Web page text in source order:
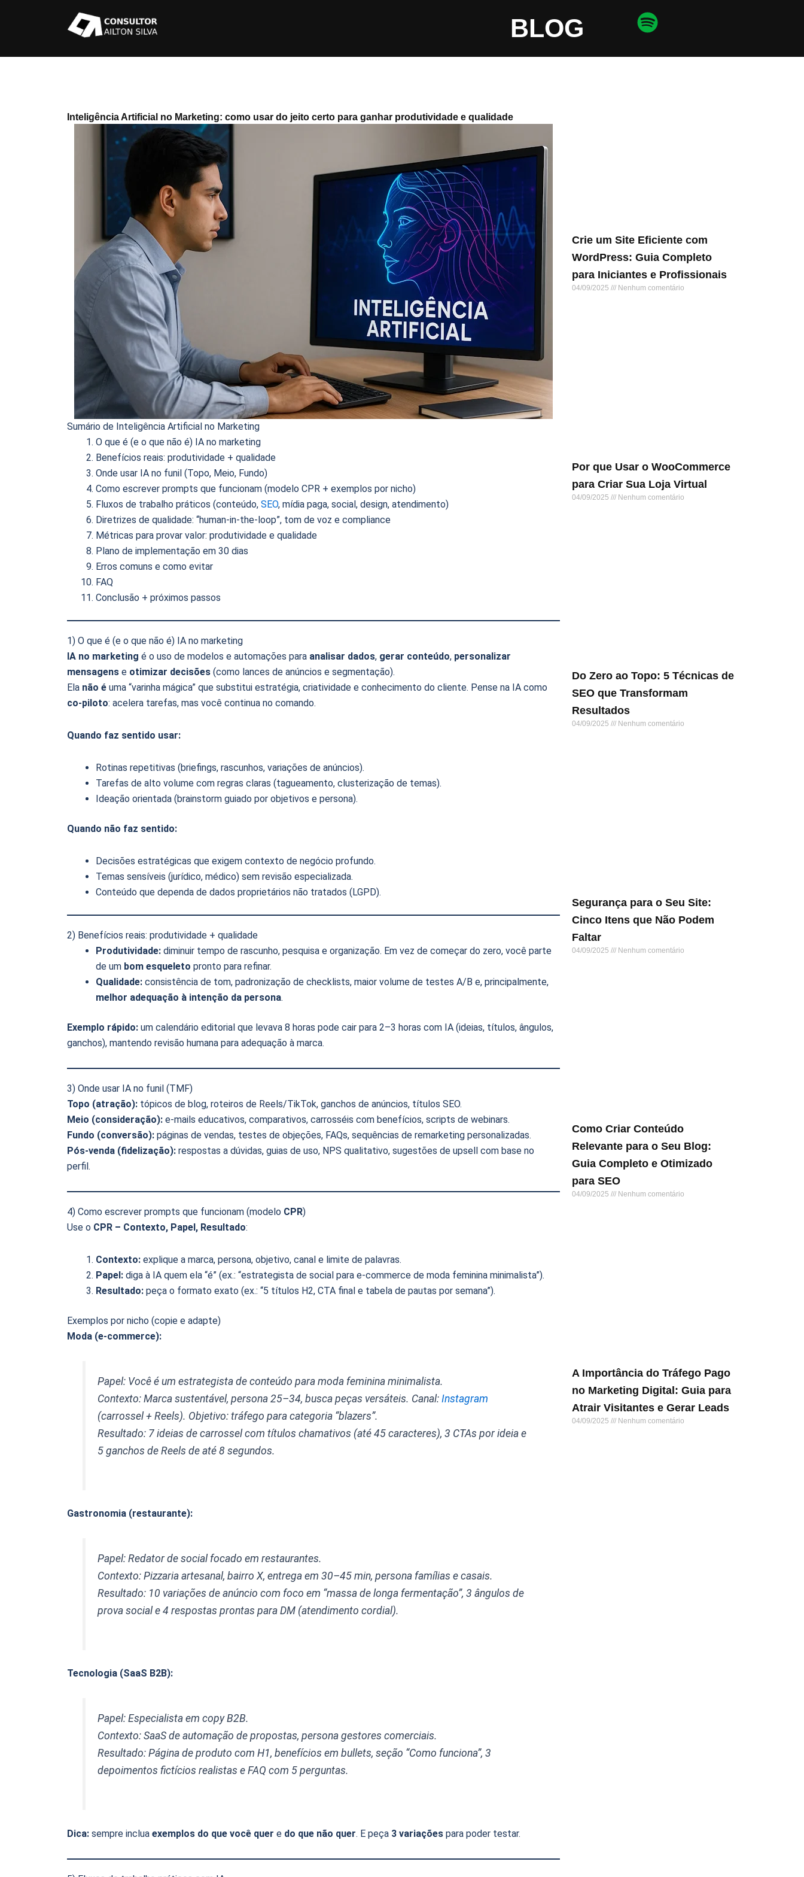
BLOG
Inteligência Artificial no Marketing: como usar do jeito certo para ganhar produtividade e qualidade
Sumário de Inteligência Artificial no Marketing
O que é (e o que não é) IA no marketing
Benefícios reais: produtividade + qualidade
Onde usar IA no funil (Topo, Meio, Fundo)
Como escrever prompts que funcionam (modelo CPR + exemplos por nicho)
Fluxos de trabalho práticos (conteúdo, SEO, mídia paga, social, design, atendimento)
Diretrizes de qualidade: “human-in-the-loop”, tom de voz e compliance
Métricas para provar valor: produtividade e qualidade
Plano de implementação em 30 dias
Erros comuns e como evitar
FAQ
Conclusão + próximos passos
1) O que é (e o que não é) IA no marketing
IA no marketing é o uso de modelos e automações para analisar dados, gerar conteúdo, personalizar
mensagens e otimizar decisões (como lances de anúncios e segmentação).
Ela não é uma “varinha mágica” que substitui estratégia, criatividade e conhecimento do cliente. Pense na IA como
co-piloto: acelera tarefas, mas você continua no comando.
Quando faz sentido usar:
Rotinas repetitivas (briefings, rascunhos, variações de anúncios).
Tarefas de alto volume com regras claras (tagueamento, clusterização de temas).
Ideação orientada (brainstorm guiado por objetivos e persona).
Quando não faz sentido:
Decisões estratégicas que exigem contexto de negócio profundo.
Temas sensíveis (jurídico, médico) sem revisão especializada.
Conteúdo que dependa de dados proprietários não tratados (LGPD).
2) Benefícios reais: produtividade + qualidade
Produtividade: diminuir tempo de rascunho, pesquisa e organização. Em vez de começar do zero, você parte
de um bom esqueleto pronto para refinar.
Qualidade: consistência de tom, padronização de checklists, maior volume de testes A/B e, principalmente,
melhor adequação à intenção da persona.
Exemplo rápido: um calendário editorial que levava 8 horas pode cair para 2–3 horas com IA (ideias, títulos, ângulos,
ganchos), mantendo revisão humana para adequação à marca.
3) Onde usar IA no funil (TMF)
Topo (atração): tópicos de blog, roteiros de Reels/TikTok, ganchos de anúncios, títulos SEO.
Meio (consideração): e-mails educativos, comparativos, carrosséis com benefícios, scripts de webinars.
Fundo (conversão): páginas de vendas, testes de objeções, FAQs, sequências de remarketing personalizadas.
Pós-venda (fidelização): respostas a dúvidas, guias de uso, NPS qualitativo, sugestões de upsell com base no
perfil.
4) Como escrever prompts que funcionam (modelo CPR)
Use o CPR – Contexto, Papel, Resultado:
Contexto: explique a marca, persona, objetivo, canal e limite de palavras.
Papel: diga à IA quem ela “é” (ex.: “estrategista de social para e-commerce de moda feminina minimalista”).
Resultado: peça o formato exato (ex.: “5 títulos H2, CTA final e tabela de pautas por semana”).
Exemplos por nicho (copie e adapte)
Moda (e-commerce):
Papel: Você é um estrategista de conteúdo para moda feminina minimalista.
Contexto: Marca sustentável, persona 25–34, busca peças versáteis. Canal:Instagram
(carrossel + Reels). Objetivo: tráfego para categoria “blazers”.
Resultado: 7 ideias de carrossel com títulos chamativos (até 45 caracteres), 3 CTAs por ideia e
5 ganchos de Reels de até 8 segundos.
Gastronomia (restaurante):
Papel: Redator de social focado em restaurantes.
Contexto: Pizzaria artesanal, bairro X, entrega em 30–45 min, persona famílias e casais.
Resultado: 10 variações de anúncio com foco em “massa de longa fermentação”, 3 ângulos de
prova social e 4 respostas prontas para DM (atendimento cordial).
Tecnologia (SaaS B2B):
Papel: Especialista em copy B2B.
Contexto: SaaS de automação de propostas, persona gestores comerciais.
Resultado: Página de produto com H1, benefícios em bullets, seção “Como funciona”, 3
depoimentos fictícios realistas e FAQ com 5 perguntas.
Dica: sempre inclua exemplos do que você quer e do que não quer. E peça 3 variações para poder testar.
Crie um Site Eficiente com
WordPress: Guia Completo
para Iniciantes e Profissionais
04/09/2025 Nenhum comentário
Por que Usar o WooCommerce
para Criar Sua Loja Virtual
04/09/2025 Nenhum comentário
Do Zero ao Topo: 5 Técnicas de
SEO que Transformam
Resultados
04/09/2025 Nenhum comentário
Segurança para o Seu Site:
Cinco Itens que Não Podem
Faltar
04/09/2025 Nenhum comentário
Como Criar Conteúdo
Relevante para o Seu Blog:
Guia Completo e Otimizado
para SEO
04/09/2025 Nenhum comentário
A Importância do Tráfego Pago
no Marketing Digital: Guia para
Atrair Visitantes e Gerar Leads
04/09/2025 Nenhum comentário